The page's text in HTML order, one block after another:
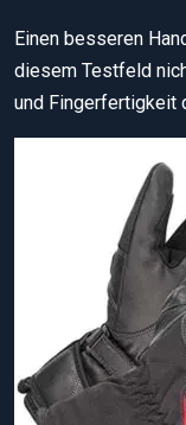
Einen besseren
diesem Testfeld
und Fingerfertigkeit